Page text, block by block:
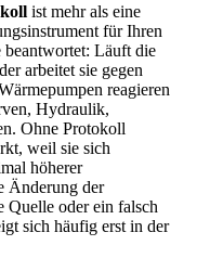
ist mehr als eine
für Ihren
Läuft die
arbeitet sie gegen
reagieren
Hydraulik,
Ohne Protokoll
weil sie sich
höherer
Änderung der
Quelle oder ein falsch
sich häufig erst in der